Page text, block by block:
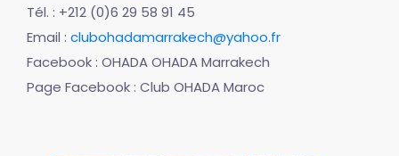
Tél. : +212 (0)6 29 58 91 45
Email : clubohadamarrakech@yahoo.fr
Facebook : OHADA OHADA Marrakech
Page Facebook : Club OHADA Maroc